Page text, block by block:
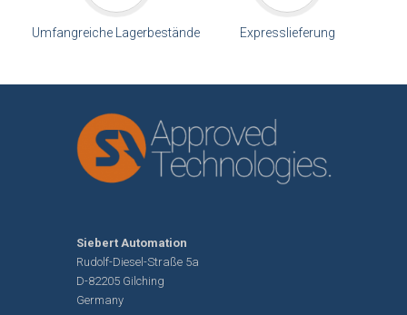
Umfangreiche Lagerbestände Expresslieferung
Siebert Automation
Rudolf-Diesel-Straße 5a
D-82205 Gilching
Germany